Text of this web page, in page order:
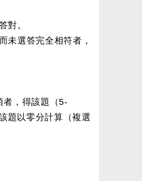
對。
未選答完全相符者，
者，得該題（5-
題以零分計算（複選